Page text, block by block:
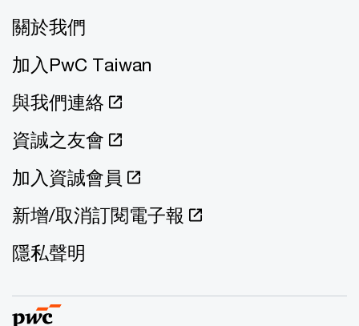
關於我們
加入PwC Taiwan
與我們連絡
資誠之友會
加入資誠會員
新增/取消訂閱電子報
隱私聲明